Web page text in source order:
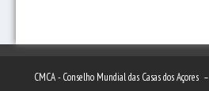
CMCA - Conselho Mundial das Casas dos Açores –